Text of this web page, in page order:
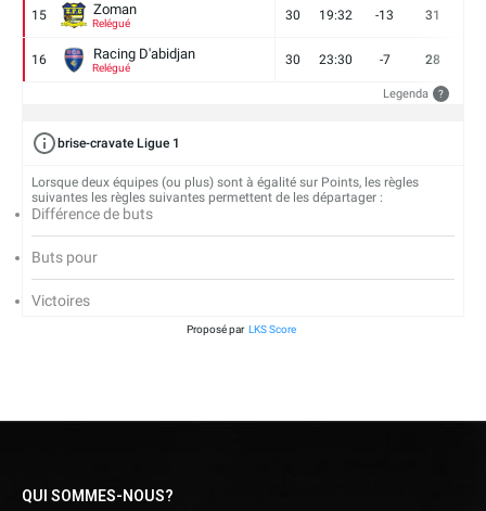
15 Zoman
Relégué
30 19:32 -13 31
16 Racing D'abidjan
Relégué
30 23:30 -7 28
Legenda ?
brise-cravate Ligue 1
Lorsque deux équipes (ou plus) sont à égalité sur Points, les règles
suivantes les règles suivantes permettent de les départager :
Différence de buts
Buts pour
Victoires
Proposé par LKS Score
QUI SOMMES-NOUS?